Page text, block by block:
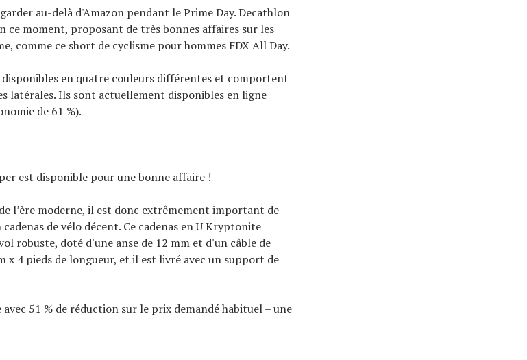
au-delà d'Amazon pendant le Prime Day. Decathlon
ce moment, proposant de très bonnes affaires sur les
comme ce short de cyclisme pour hommes FDX All Day.
disponibles en quatre couleurs différentes et comportent
latérales. Ils sont actuellement disponibles en ligne
de 61 %).
est disponible pour une bonne affaire !
l’ère moderne, il est donc extrêmement important de
de vélo décent. Ce cadenas en U Kryptonite
robuste, doté d'une anse de 12 mm et d'un câble de
x 4 pieds de longueur, et il est livré avec un support de
51 % de réduction sur le prix demandé habituel – une